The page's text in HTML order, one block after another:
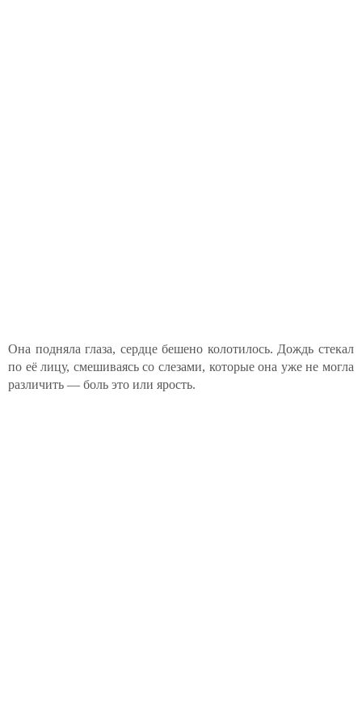
Она подняла глаза, сердце бешено колотилось. Дождь стекал
по её лицу, смешиваясь со слезами, которые она уже не могла
различить — боль это или ярость.